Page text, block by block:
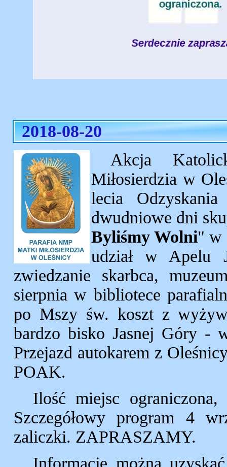
2018-08-20
Akcja
Miłosierdzia w
lecia
dwudniowe dni
Byliśmy Wolni" w
udział w Apelu
zwiedzanie skarbca,
sierpnia w bibliotece
po Mszy św. koszt z
bardzo bisko Jasnej Góry -
Przejazd autokarem z
POAK.
Ilość miejsc
Szczegółowy program 4
zaliczki. ZAPRASZAMY.
Informacje można